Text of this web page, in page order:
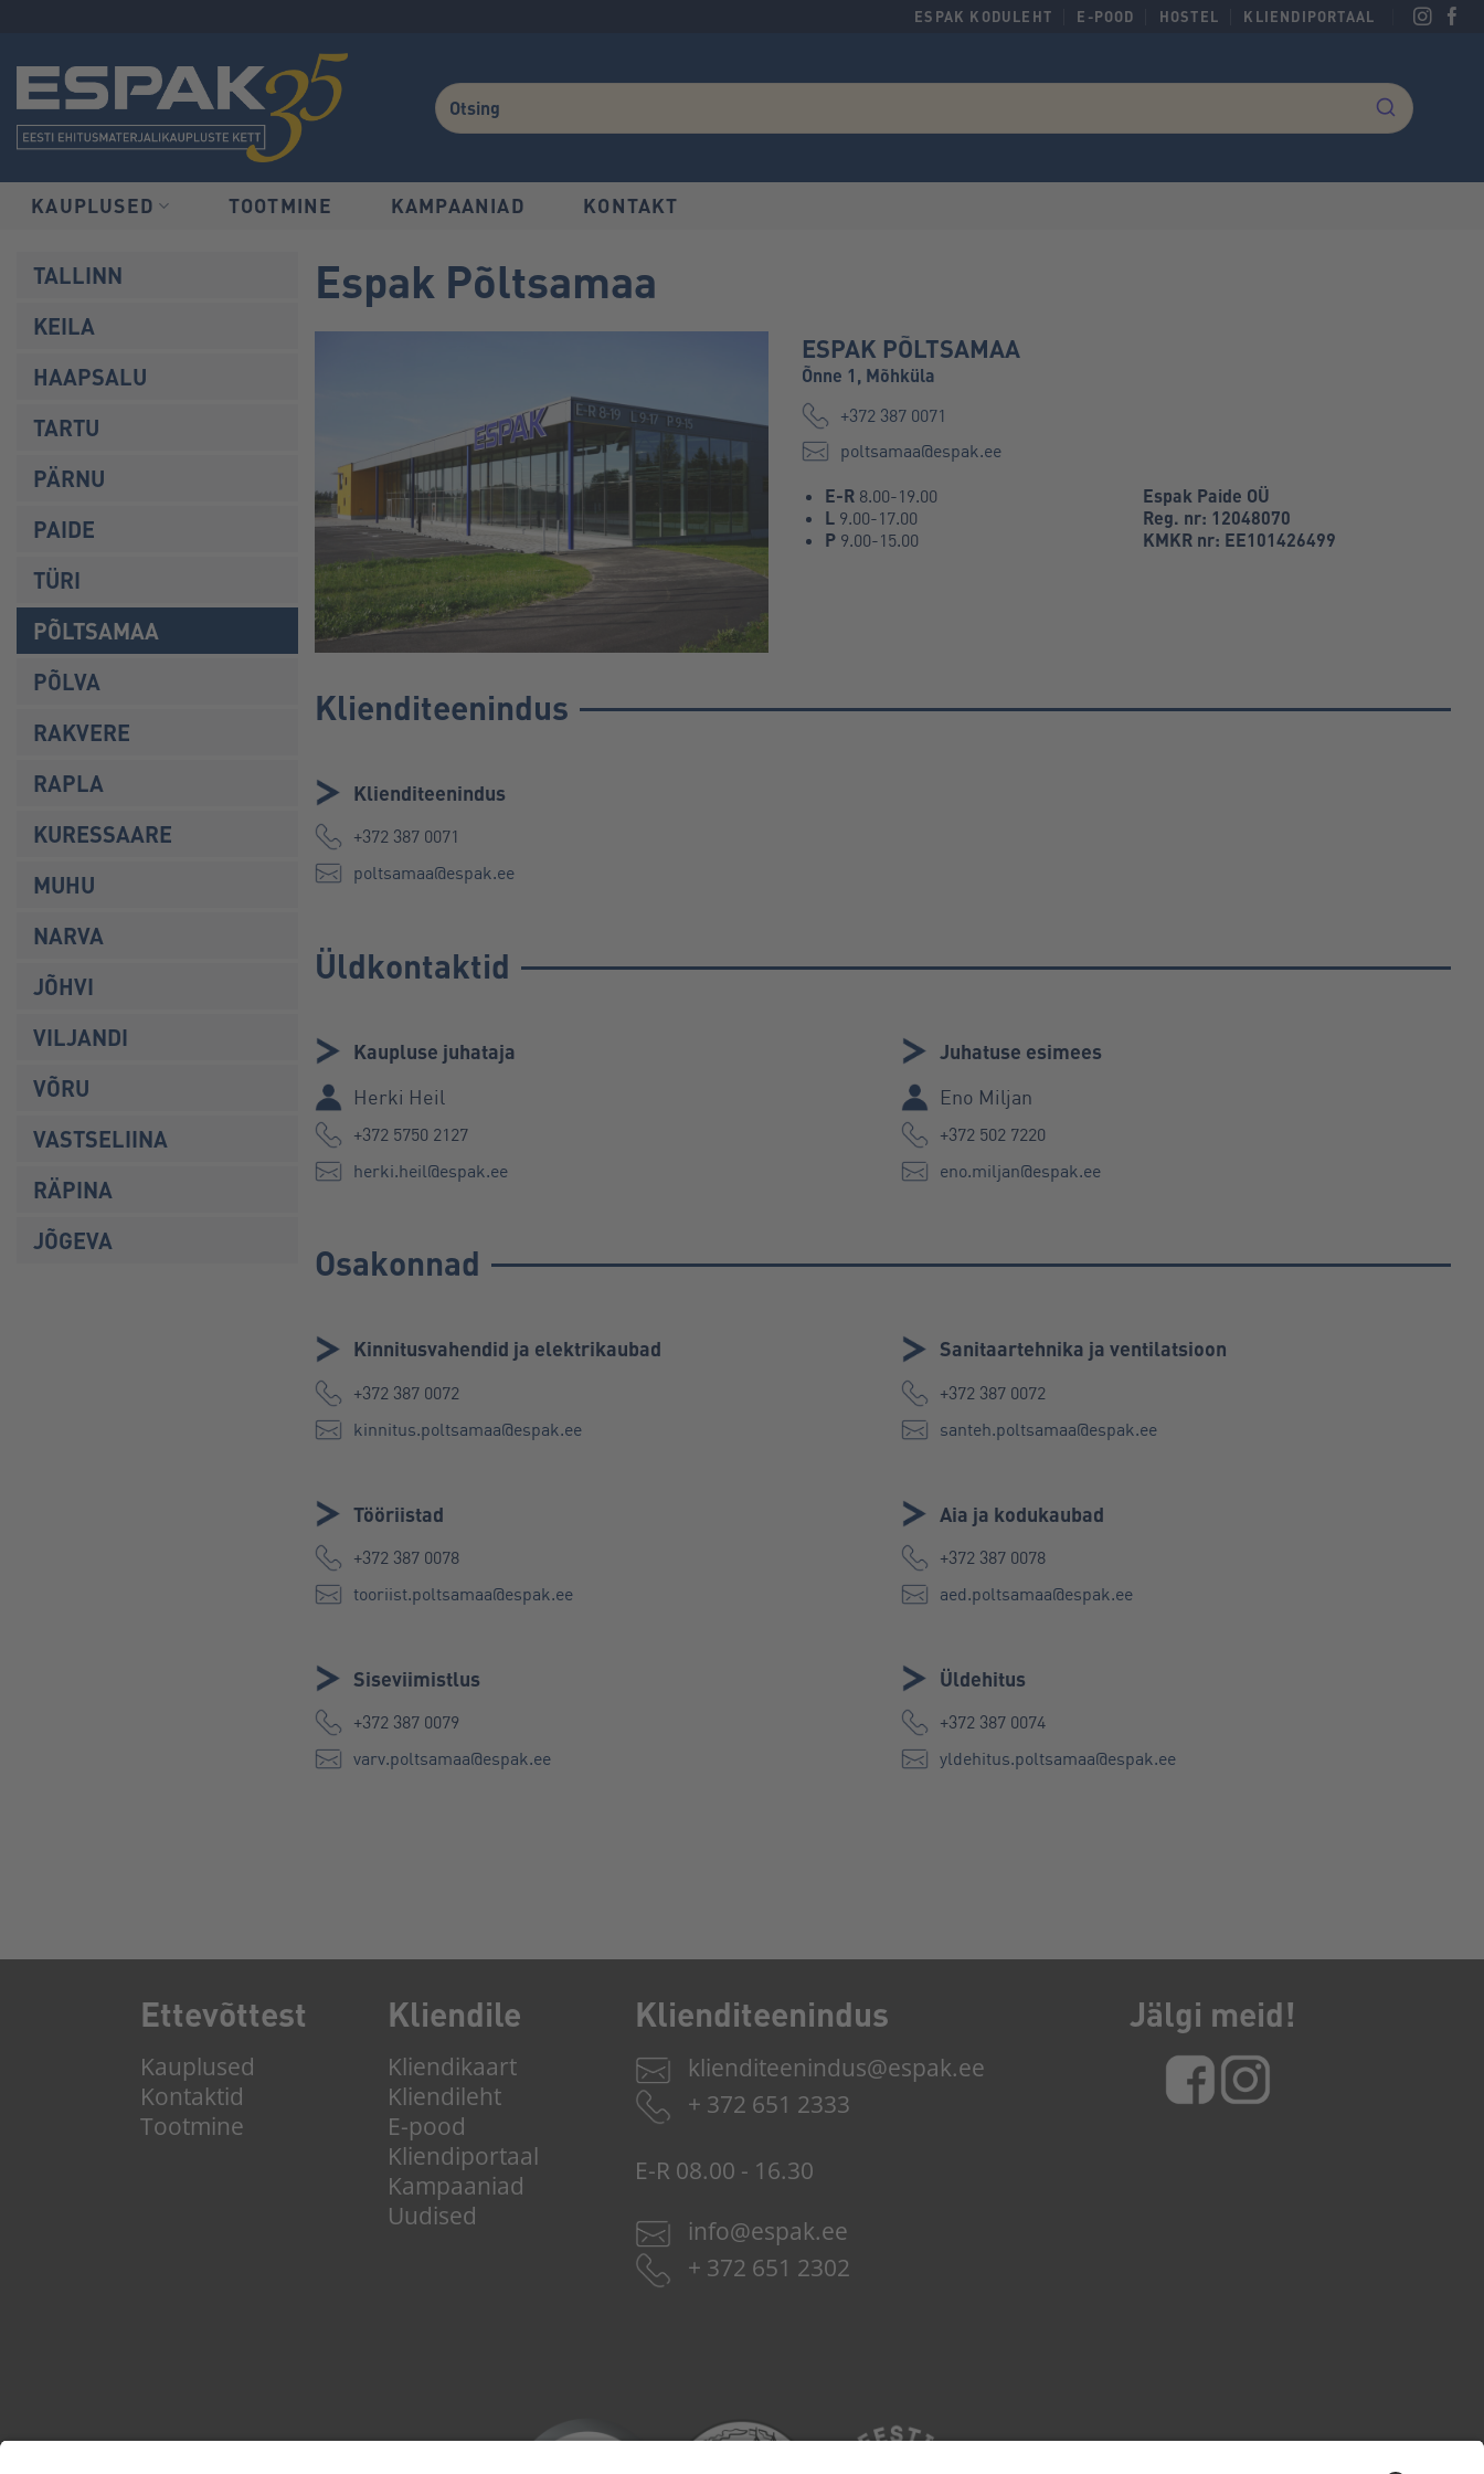
content
ESPAK KODULEHT E-POOD HOSTEL KLIENDIPORTAAL
KAUPLUSED TOOTMINE KAMPAANIAD KONTAKT
TALLINN
KEILA
HAAPSALU
TARTU
PÄRNU
PAIDE
TÜRI
PÕLTSAMAA
PÕLVA
RAKVERE
RAPLA
KURESSAARE
MUHU
NARVA
JÕHVI
VILJANDI
VÕRU
VASTSELIINA
RÄPINA
JÕGEVA
Espak Põltsamaa
ESPAK PÕLTSAMAA
Õnne 1, Mõhküla
+372 387 0071
poltsamaa@espak.ee
E-R 8.00-19.00
L 9.00-17.00
P 9.00-15.00
Espak Paide OÜ
Reg. nr: 12048070
KMKR nr: EE101426499
Klienditeenindus
Klienditeenindus
+372 387 0071
poltsamaa@espak.ee
Üldkontaktid
Kaupluse juhataja
Herki Heil
+372 5750 2127
herki.heil@espak.ee
Juhatuse esimees
Eno Miljan
+372 502 7220
eno.miljan@espak.ee
Osakonnad
Kinnitusvahendid ja elektrikaubad
+372 387 0072
kinnitus.poltsamaa@espak.ee
Sanitaartehnika ja ventilatsioon
+372 387 0072
santeh.poltsamaa@espak.ee
Tööriistad
+372 387 0078
tooriist.poltsamaa@espak.ee
Aia ja kodukaubad
+372 387 0078
aed.poltsamaa@espak.ee
Siseviimistlus
+372 387 0079
varv.poltsamaa@espak.ee
Üldehitus
+372 387 0074
yldehitus.poltsamaa@espak.ee
Ette­võttest
Kauplused
Kontaktid
Tootmine
Kliendile
Kliendikaart
Kliendileht
E-pood
Kliendiportaal
Kampaaniad
Uudised
Kliendi­­teenindus
klienditeenindus@espak.ee
+ 372 651 2333
E-R 08.00 - 16.30
info@espak.ee
+ 372 651 2302
Jälgi meid!